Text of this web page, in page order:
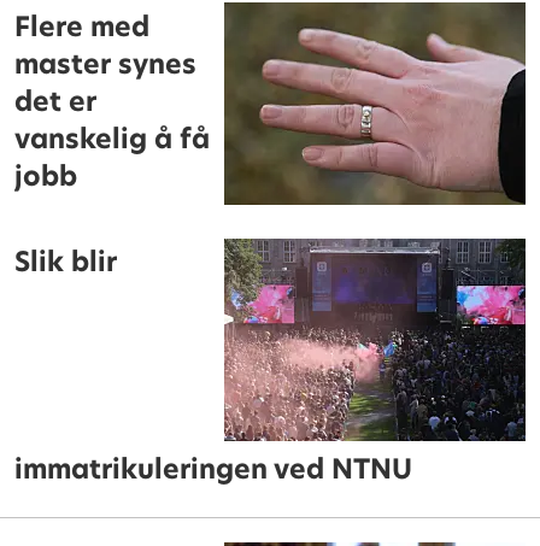
Flere med
master synes
det er
vanskelig å få
jobb
Slik blir
immatrikuleringen ved NTNU